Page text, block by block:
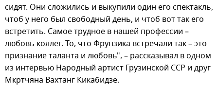
сидят. Они сложились и выкупили один его спектакль,
чтоб у него был свободный день, и чтоб вот так его
встретить. Самое трудное в нашей профессии –
любовь коллег. То, что Фрунзика встречали так – это
признание таланта и любовь", – рассказывал в одном
из интервью Народный артист Грузинской ССР и друг
Мкртчяна Вахтанг Кикабидзе.